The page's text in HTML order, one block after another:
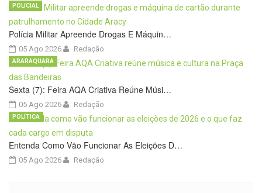
Polícia Militar Apreende Drogas E Máquin…
05 Ago 2026
POLICIAL
Redação
Sexta (7): Feira AQA Criativa Reúne Músi…
05 Ago 2026
ARARAQUARA
Redação
Entenda Como Vão Funcionar As Eleições D…
05 Ago 2026
POLÍTICA
Redação